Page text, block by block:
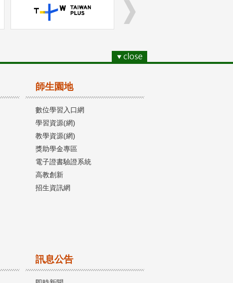
師生園地
數位學習入口網
學習資源(網)
教學資源(網)
獎助學金專區
電子證書驗證系統
高教創新
招生資訊網
訊息公告